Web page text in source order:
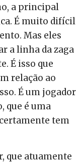
a principal
É muito difícil
Mas eles
a linha da zaga
É isso que
relação ao
É um jogador
que é uma
tem
que atuamente